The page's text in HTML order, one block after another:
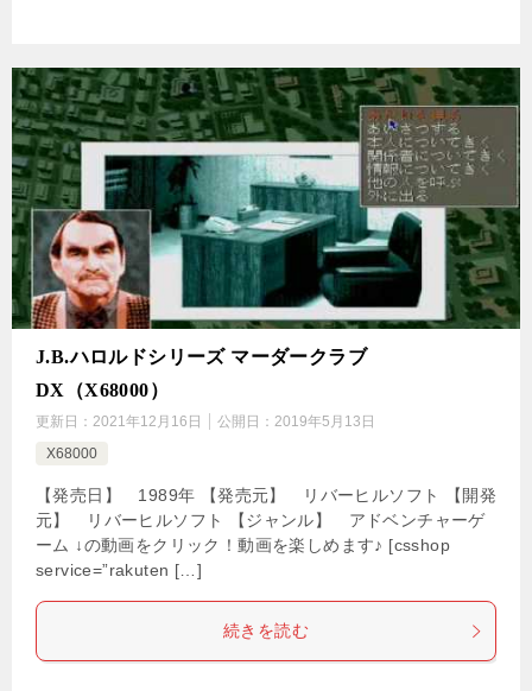
J.B.ハロルドシリーズ マーダークラブ
DX（X68000）
更新日： 2021年12月16日 公開日： 2019年5月13日
X68000
【発売日】 1989年 【発売元】 リバーヒルソフト 【開発
元】 リバーヒルソフト 【ジャンル】 アドベンチャーゲ
ーム ↓の動画をクリック！動画を楽しめます♪ [csshop
service=”rakuten […]
続きを読む